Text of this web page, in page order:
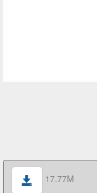
17.77M